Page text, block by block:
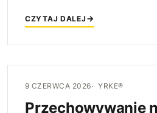
CZYTAJ DALEJ
9 CZERWCA 2026 YRKE®
Przechowywanie